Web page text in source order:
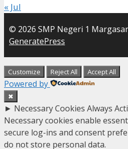
« Jul
© 2026 SMP Negeri 1
GeneratePress
Customize Reject All Accept All
Powered by
✖
► Necessary Cookies Always
Necessary cookies enable
secure log-ins and consent
do not store personal data.